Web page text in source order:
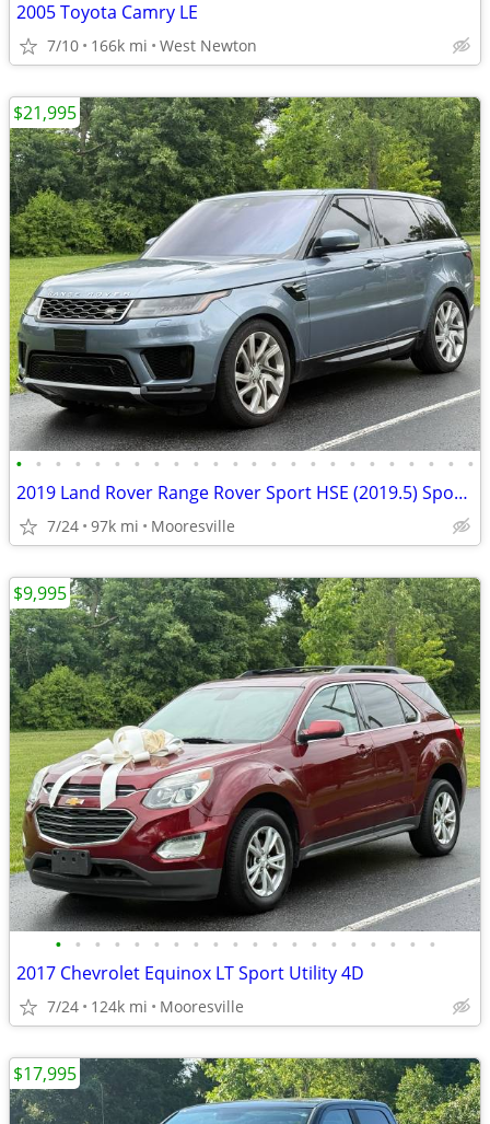
2005 Toyota Camry LE
7/10 166k mi West Newton
• • • • • • • • • • • • • • • • • • • • • • • •
2019 Land Rover Range Rover Sport HSE (2019.5) Sport Utility 4D
7/24 97k mi Mooresville
$21,995
• • • • • • • • • • • • • • • • • • • •
2017 Chevrolet Equinox LT Sport Utility 4D
7/24 124k mi Mooresville
$9,995
$17,995